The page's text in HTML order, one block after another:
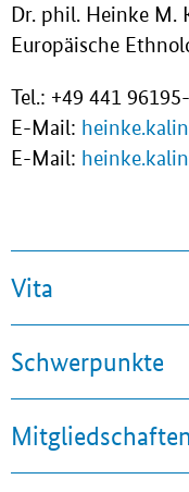
Dr. phil. Heinke M.
Europäische
Tel.: +49 441
E-Mail:
E-Mail:
Vita
Schwerpunkte
Mitgliedschaften